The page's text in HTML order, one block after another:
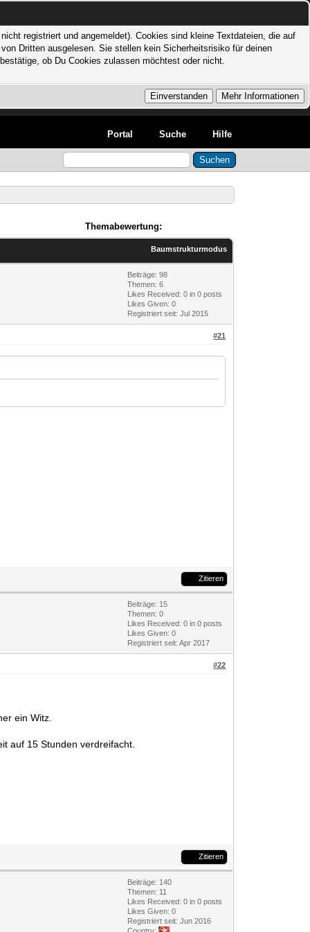
registriert und angemeldet). Cookies sind kleine Textdateien, die auf
Dritten ausgelesen. Sie stellen kein Sicherheitsrisiko für deinen
ob Du Cookies zulassen möchtest oder nicht.
Portal Suche Hilfe
Themabewertung:
Baumstrukturmodus
Beiträge: 98
Themen: 6
Likes Received:0 in 0 posts
Likes Given: 0
Registriert seit: Jul 2015
#21
Zitieren
Beiträge: 15
Themen: 0
Likes Received:0 in 0 posts
Likes Given: 0
Registriert seit: Apr 2017
#22
ein Witz.
auf 15 Stunden verdreifacht.
Zitieren
Beiträge: 140
Themen: 11
Likes Received:0 in 0 posts
Likes Given: 0
Registriert seit: Jun 2016